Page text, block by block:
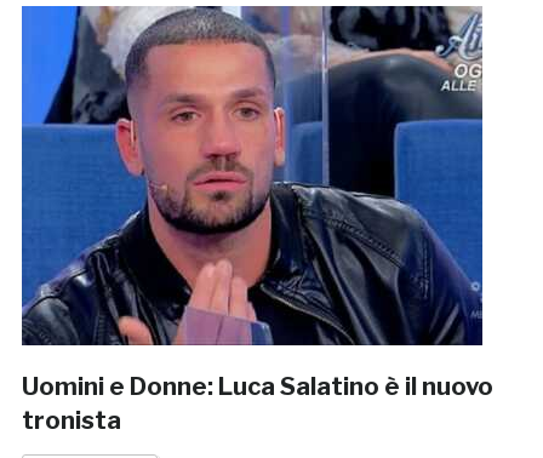
Uomini e Donne: Luca Salatino è il nuovo
tronista